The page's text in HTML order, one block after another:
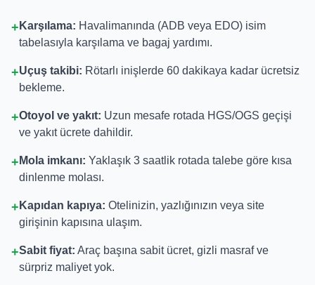
+ Karşılama: Havalimanında (ADB veya EDO) isim
tabelasıyla karşılama ve bagaj yardımı.
+Uçuş takibi: Rötarlı inişlerde 60 dakikaya kadar ücretsiz
bekleme.
+Otoyol ve yakıt: Uzun mesafe rotada HGS/OGS geçişi
ve yakıt ücrete dahildir.
+ Mola imkanı: Yaklaşık 3 saatlik rotada talebe göre kısa
dinlenme molası.
+ Kapıdan kapıya: Otelinizin, yazlığınızın veya site
girişinin kapısına ulaşım.
+Sabit fiyat: Araç başına sabit ücret, gizli masraf ve
sürpriz maliyet yok.